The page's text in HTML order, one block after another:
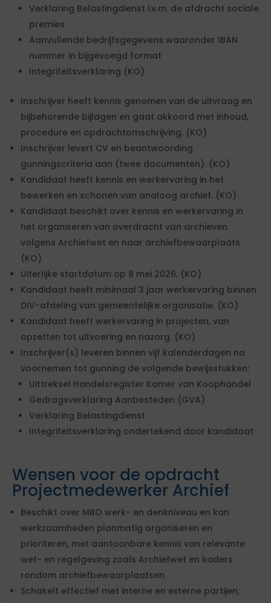
Verklaring Belastingdienst i.v.m. de afdracht sociale
premies
Aanvullende bedrijfsgegevens waaronder IBAN
nummer in bijgevoegd format
Integriteitsverklaring (KO)
Inschrijver heeft kennis genomen van de uitvraag en
bijbehorende bijlagen en gaat akkoord met inhoud,
procedure en opdrachtomschrijving. (KO)
Inschrijver levert CV en beantwoording
gunningscriteria aan (twee documenten). (KO)
Kandidaat heeft kennis en werkervaring in het
bewerken en schonen van analoog archief. (KO)
Kandidaat beschikt over kennis en werkervaring in
het organiseren van overdracht van archieven
volgens Archiefwet en naar archiefbewaarplaats.
(KO)
Uiterlijke startdatum op 8 mei 2026. (KO)
Kandidaat heeft minimaal 3 jaar werkervaring binnen
DIV-afdeling van gemeentelijke organisatie. (KO)
Kandidaat heeft werkervaring in projecten, van
opzetten tot uitvoering en nazorg. (KO)
Inschrijver(s) leveren binnen vijf kalenderdagen na
voornemen tot gunning de volgende bewijsstukken:
Uittreksel Handelsregister Kamer van Koophandel
Gedragsverklaring Aanbesteden (GVA)
Verklaring Belastingdienst
Integriteitsverklaring ondertekend door kandidaat
Wensen voor de opdracht
Projectmedewerker Archief
Beschikt over MBO werk- en denkniveau en kan
werkzaamheden planmatig organiseren en
prioriteren, met aantoonbare kennis van relevante
wet- en regelgeving zoals Archiefwet en kaders
rondom archiefbewaarplaatsen.
Schakelt effectief met interne en externe partijen,